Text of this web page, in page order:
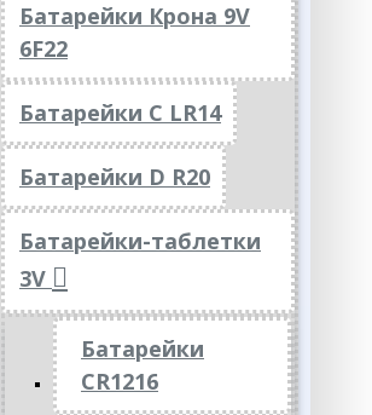
Батарейки Крона 9V
6F22
Батарейки C LR14
Батарейки D R20
Батарейки-таблетки
3V
Батарейки
CR1216